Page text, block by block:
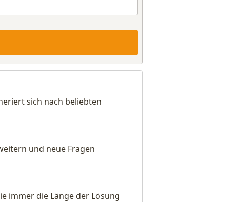
sich nach beliebten
und neue Fragen
immer die Länge der Lösung